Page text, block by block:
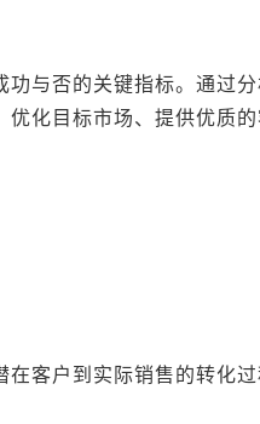
与否的关键指标。通过
化目标市场、提供优质
客户到实际销售的转化